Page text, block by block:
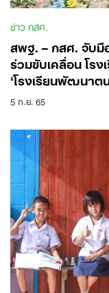
ข่าว กสศ.
สพฐ. – กสศ. จับมื
ร่วมขับเคลื่อน โร
‘โรงเรียนพัฒนาต
5 ก.ย. 65